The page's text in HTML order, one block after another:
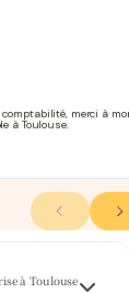
merci à
à Toulouse.
à Toulouse
29€ HT/mois, que